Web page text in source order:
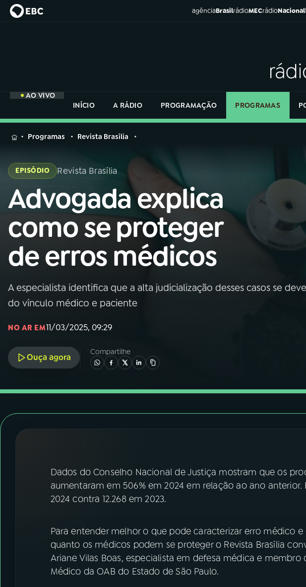
agênciaBrasilrádioMECrádioNacional
AO VIVO
INÍCIO
A RÁDIO PROGRAMAÇÃO PROGRAMAS
MENU
Buscar
na
Rádio
Nacional
Buscar
01 INÍCIO
A RÁDIO
04PROGRAMAS
06VIDEOCASTS
YouTube Facebook
Instagram
na
Rádio
Programas Revista Brasília
EPISÓDIO Revista Brasília
Advogada explica
como se proteger
de erros médicos
A especialista identifica que a alta judicialização desses casos se
do vínculo médico e paciente
NO AR EM11/03/2025, 09:29
Ouça agora
Compartilhe
Dados do Conselho Nacional de Justiça mostram que os
aumentaram em 506% em 2024 em relação ao ano anterior.
2024 contra 12.268 em 2023.
Para entender melhor o que pode caracterizar erro médico
quanto os médicos podem se proteger o Revista Brasília
Ariane Vilas Boas, especialista em defesa médica e membro
Médico da OAB do Estado de São Paulo.